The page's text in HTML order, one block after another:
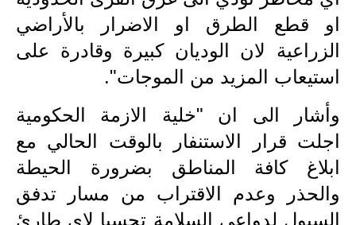
المرحلة الابتدائية
المرحلة المتوسطة
مرشحات
المرحلة الابتدائية
المرحلة المتوسطة
او قطع الطرق او الاضرار بالأراضي
الزراعية لان الوديان كبيرة وقادرة على
استيعاب المزيد من الموجات".
وأشار الى ان "خلية الازمة الحكومية
اجلت قرار الاستنفار بالوقت الحالي مع
ابلاغ كافة المناطق بضرورة الحيطة
والحذر وعدم الاقتراب من مسار تدفق
السيول لدواعي السلامة تحسبا لاي طارئ